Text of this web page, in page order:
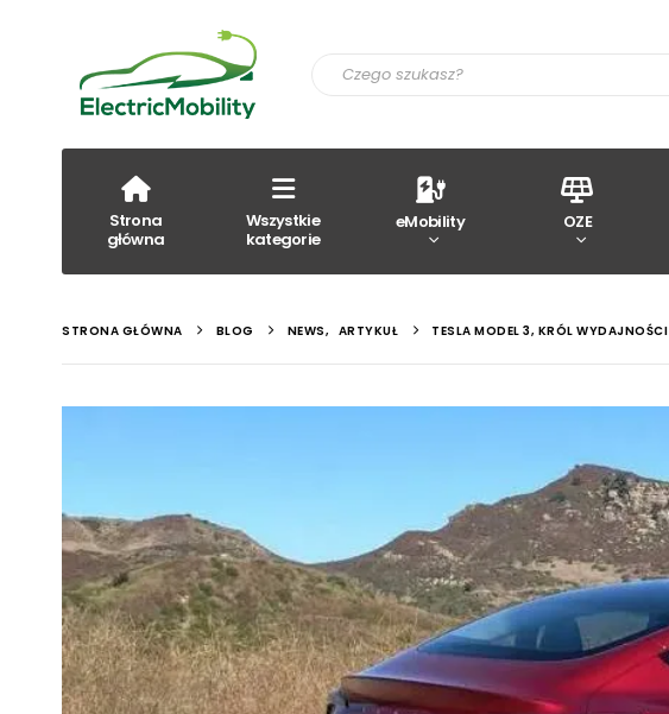
Strona
główna
Wszystkie
kategorie
eMobility OZE
STRONA GŁÓWNA BLOG NEWS, ARTYKUŁ TESLA MODEL 3, KRÓL WYDAJNOŚCI